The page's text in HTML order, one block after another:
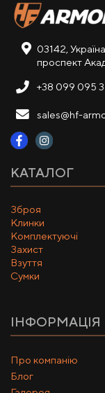
03142,
проспект
+38 099 095
sales@hf-
КАТАЛОГ
Зброя
Клинки
Комплектуючі
Захист
Взуття
Сумки
ІНФОРМАЦІЯ
Про компанію
Блог